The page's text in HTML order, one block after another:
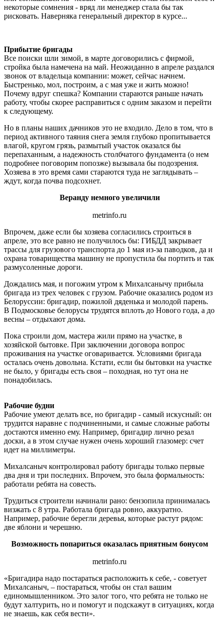
некоторые сомнения - вряд ли менеджер стала бы так
рисковать. Наверняка генеральный директор в курсе...
Прибытие бригады
Все поиски шли зимой, в марте договорились с фирмой,
стройка была намечена на май. Неожиданно в апреле раздался
звонок от владельца компании: может, сейчас начнем.
Быстренько, мол, построим, а с мая уже и жить можно!
Почему вдруг спешка? Компании стараются раньше начать
работу, чтобы скорее расправиться с одним заказом и перейти
к следующему.
Но в планы наших дачников это не входило. Дело в том, что в
период активного таяния снега земля глубоко пропитывается
влагой, кругом грязь, размытый участок оказался бы
перепаханным, а надежность столбчатого фундамента (о нем
подробнее поговорим попозже) вызывала бы подозрения.
Хозяева в это время сами стараются туда не заглядывать –
ждут, когда почва подсохнет.
Веранду немного увеличили
metrinfo.ru
Впрочем, даже если бы хозяева согласились строиться в
апреле, это все равно не получилось бы: ГИБДД закрывает
трассы для грузового транспорта до 1 мая из-за паводков, да и
охрана товарищества машину не пропустила бы портить и так
размусоленные дороги.
Дождались мая, и погожим утром к Михалсанычу прибыла
бригада из трех человек с грузом. Рабочие оказались родом из
Белоруссии: бригадир, пожилой дяденька и молодой парень.
В Подмосковье белорусы трудятся вплоть до Нового года, а до
весны – отдыхают дома.
Пока строили дом, мастера жили прямо на участке, в
хозяйской бытовке. При заключении договора вопрос
проживания на участке оговаривается. Условиями бригада
осталась очень довольна. Кстати, если бы бытовки на участке
не было, у бригады есть своя – походная, но тут она не
понадобилась.
Рабочие будни
Рабочие умеют делать все, но бригадир - самый искусный: он
трудится наравне с подчиненными, и самые сложные работы
достаются именно ему. Например, бригадир лично резал
доски, а в этом случае нужен очень хороший глазомер: счет
идет на миллиметры.
Михалсаныч контролировал работу бригады только первые
два дня и три последних. Впрочем, это была формальность:
работали ребята на совесть.
Трудиться строители начинали рано: бензопила принималась
визжать с 8 утра. Работала бригада ровно, аккуратно.
Например, рабочие берегли деревья, которые растут рядом:
две яблони и черешню.
Возможность попариться оказалась приятным бонусом
metrinfo.ru
«Бригадира надо постараться расположить к себе, - советует
Михалсаныч, – постараться, чтобы он стал вашим
единомышленником. Это залог того, что ребята не только не
будут халтурить, но и помогут и подскажут в ситуациях, когда
не знаешь, как себя вести».